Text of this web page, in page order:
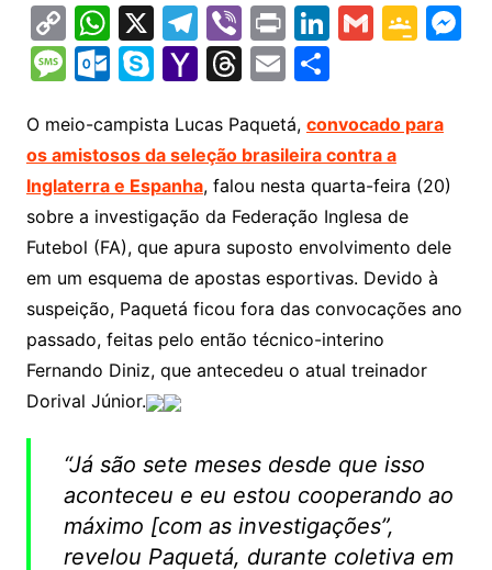
C
o
p
y
Li
n
k
W
h
at
s
A
p
p
X T
el
e
gr
a
m
Vi
b
er
Pr
in
t
Li
n
k
e
dI
n
G
l
G
gl
Cl
a
s
sr
o
M
M
s
s
a
g
e
O
lo
o
k.
c
o
m
S
y
p
e
Y
h
o
o
M
ai
l
T
e
a
d
s
E
ai
l
S
ar
e
O meio-campista Lucas Paquetá, convocado para
os amistosos da seleção brasileira contra a
Inglaterra e Espanha, falou nesta quarta-feira (20)
sobre a investigação da Federação Inglesa de
Futebol (FA), que apura suposto envolvimento dele
em um esquema de apostas esportivas. Devido à
suspeição, Paquetá ficou fora das convocações ano
passado, feitas pelo então técnico-interino
Fernando Diniz, que antecedeu o atual treinador
Dorival Júnior.
“Já são sete meses desde que isso
aconteceu e eu estou cooperando ao
máximo [com as investigações”,
revelou Paquetá, durante coletiva em